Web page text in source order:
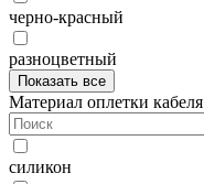
черно-красный
разноцветный
Показать все
Материал оплетки кабеля
силикон